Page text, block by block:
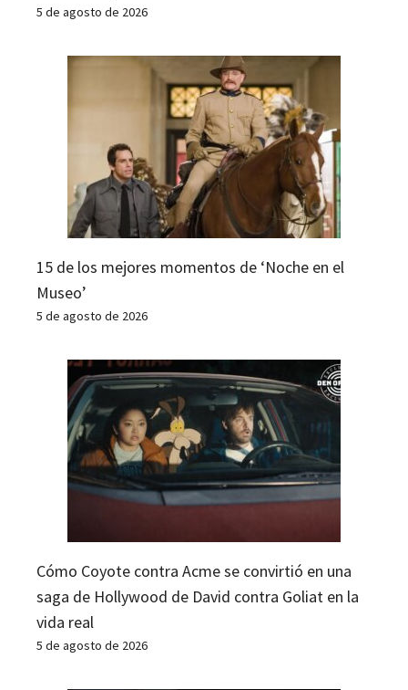
5 de agosto de 2026
15 de los mejores momentos de ‘Noche en el
Museo’
5 de agosto de 2026
Cómo Coyote contra Acme se convirtió en una
saga de Hollywood de David contra Goliat en la
vida real
5 de agosto de 2026